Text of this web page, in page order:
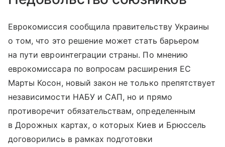
Еврокомиссия сообщила правительству Украины
о том, что это решение может стать барьером
на пути евроинтеграции страны. По мнению
еврокомиссара по вопросам расширения ЕС
Марты Косон, новый закон не только препятствует
независимости НАБУ и САП, но и прямо
противоречит обязательствам, определенным
в Дорожных картах, о которых Киев и Брюссель
договорились в рамках подготовки